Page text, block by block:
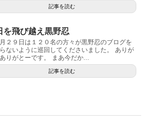
記事を読む
を飛び越え黒野忍
２９日は１２０名の方々が黒野忍のブログを
ないように巡回してくださいました。 ありが
りがとーです。 まあ今だか...
記事を読む